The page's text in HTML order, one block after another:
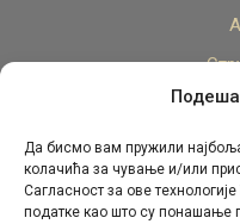
Да бисмо вам пружили најбоља
колачића за чување и/или
Сагласност за ове
податке као што су понашање